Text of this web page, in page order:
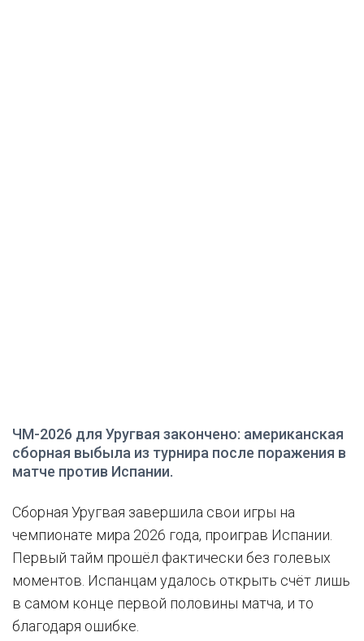
ЧМ-2026 для Уругвая закончено: американская
сборная выбыла из турнира после поражения в
матче против Испании.
Сборная Уругвая завершила свои игры на
чемпионате мира 2026 года, проиграв Испании.
Первый тайм прошёл фактически без голевых
моментов. Испанцам удалось открыть счёт лишь
в самом конце первой половины матча, и то
благодаря ошибке.